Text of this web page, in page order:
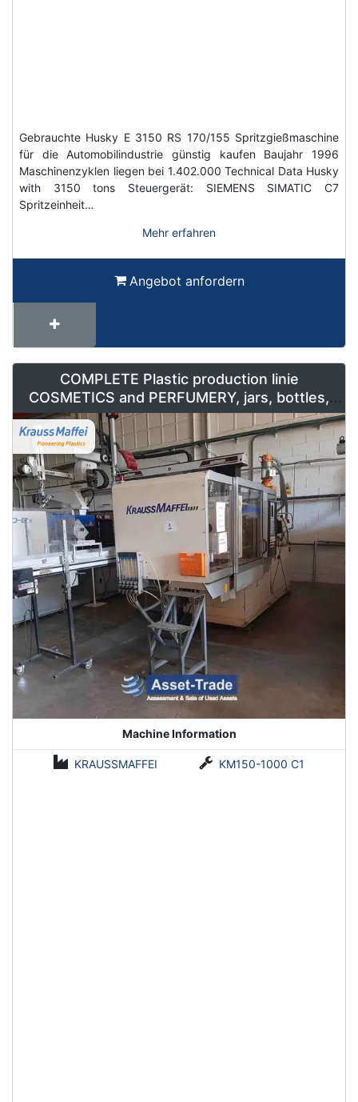
Gebrauchte Husky E 3150 RS 170/155 Spritzgießmaschine
für die Automobilindustrie günstig kaufen Baujahr 1996
Maschinenzyklen liegen bei 1.402.000 Technical Data Husky
with 3150 tons Steuergerät: SIEMENS SIMATIC C7
Spritzeinheit…
Mehr erfahren
Angebot anfordern
COMPLETE Plastic production linie
COSMETICS and PERFUMERY, jars, bottles,
caps and containers for sale
Machine Information
KRAUSSMAFFEI KM150-1000 C1